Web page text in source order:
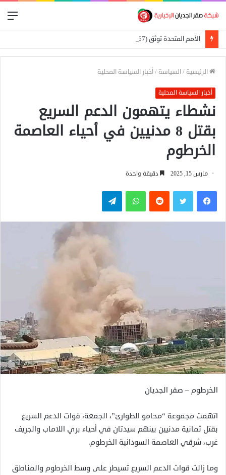
الأمم المتحدة توثق (67) هجومًا على المدارس في السودان
الرئيسية /السياسة /أخبار السياسة المحلية
أخبار السياسة المحلية
نشطاء يتهمون الدعم السريع
بقتل 8 مدنيين في أحياء العاصمة
الخرطوم
مارس 15, 2025 دقيقة واحدة
فيسبوكتويتر واتساب تيلقرام
الخرطوم – صقر الجديان
اتهمت مجموعة “محامو الطوارئ”، الجمعة، قوات الدعم السريع
بقتل ثمانية مدنيين بينهم سيدتان في أحياء بري اللاماب والجريف
غرب، شرقي العاصمة السودانية الخرطوم.
وما زالت قوات الدعم السريع تسيطر على وسط الخرطوم والمناطق